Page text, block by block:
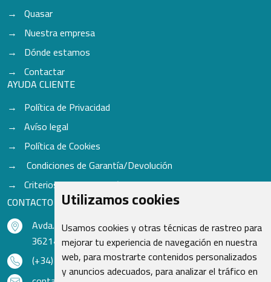
Utilizamos cookies
Usamos cookies y otras técnicas de rastreo para
mejorar tu experiencia de navegación en nuestra
web, para mostrarte contenidos personalizados
y anuncios adecuados, para analizar el tráfico en
Quasar
Nuestra empresa
Dónde estamos
Contactar
AYUDA CLIENTE
Política de Privacidad
Avíso legal
Política de Cookies
Condiciones de Garantía/Devolución
Criterios para aceptación de Cascos
CONTACTO
Avda. do Freixo - Sardoma, 13
36214 Vigo - Pontevedra - España
(+34) 986 48 16 33